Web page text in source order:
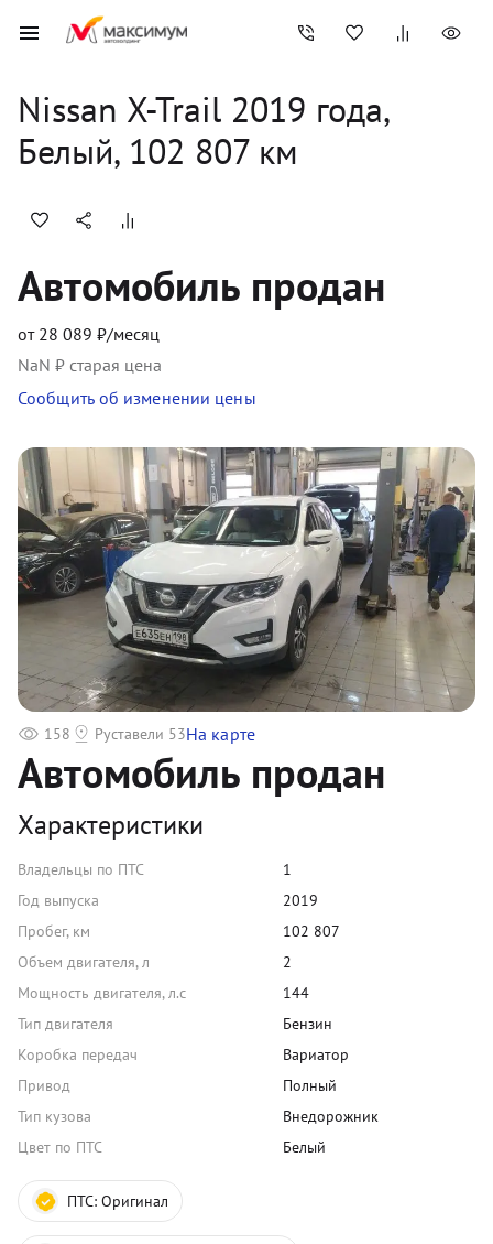
Nissan X-Trail 2019
года,
Белый, 102 807 км
Автомобиль продан
от 28 089 ₽/месяц
NaN ₽ старая цена
Сообщить об изменении цены
Автомобиль продан
Характеристики
Владельцы по ПТС
1
Год выпуска
2019
Пробег, км
102 807
Объем двигателя, л
2
Мощность двигателя, л.с
144
Тип двигателя
Бензин
Коробка передач
Вариатор
Привод
Полный
Тип кузова
Внедорожник
Цвет по ПТС
Белый
ПТС: Оригинал
158 Руставели 53На карте